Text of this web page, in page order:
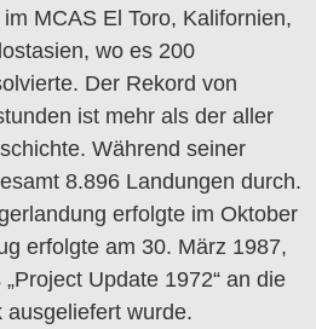
MCAS El Toro, Kalifornien,
wo es 200
Der Rekord von
ist mehr als der aller
Während seiner
8.896 Landungen durch.
erfolgte im Oktober
erfolgte am 30. März 1987,
Update 1972“ an die
ausgeliefert wurde.